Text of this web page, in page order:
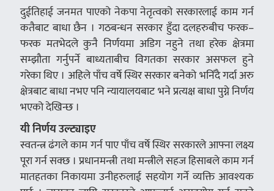
दुईतिहाई जनमत पाएको नेकपा नेतृत्वको सरकारलाई काम गर्न
कतैबाट बाधा छैन । गठबन्धन सरकार हुँदा दलहरुबीच फरक–
फरक मतभेदले कुनै निर्णयमा अडिग नहुने तथा हरेक क्षेत्रमा
सम्झौता गर्नुपर्ने बाध्यताबीच विगतका सरकार असफल हुने
गरेका थिए । अहिले पाँच वर्षे स्थिर सरकार बनेको भनिँदै गर्दा अरु
क्षेत्रबाट बाधा नभए पनि न्यायालयबाट भने प्रत्यक्ष बाधा पुग्ने निर्णय
भएको देखिन्छ ।
यी निर्णय उल्ट्याइए
स्वतन्त्र ढंगले काम गर्न पाए पाँच वर्षे स्थिर सरकारले आफ्ना लक्ष्य
पूरा गर्न सक्छ । प्रधानमन्त्री तथा मन्त्रीले सहज हिसाबले काम गर्न
मातहतका निकायमा उनीहरुलाई सहयोग गर्ने व्यक्ति आवश्यक